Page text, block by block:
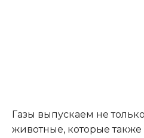
Газы выпускаем не
животные, которые также